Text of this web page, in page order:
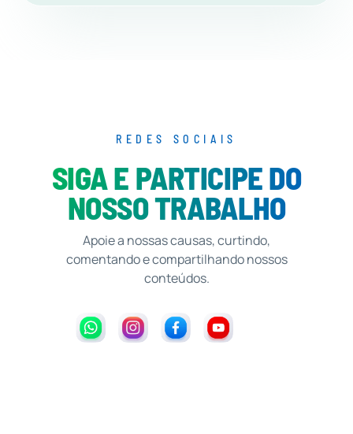
REDES SOCIAIS
SIGA E PARTICIPE DO
NOSSO TRABALHO
Apoie a nossas causas, curtindo,
comentando e compartilhando nossos
conteúdos.